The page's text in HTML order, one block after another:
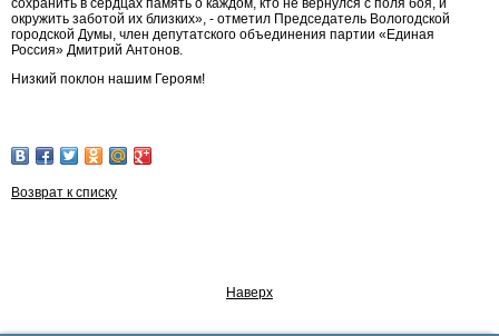
сохранить в сердцах память о каждом, кто не вернулся с поля боя, и
окружить заботой их близких», - отметил Председатель Вологодской
городской Думы, член депутатского объединения партии «Единая
Россия» Дмитрий Антонов.
Низкий поклон нашим Героям!
Возврат к списку
Наверх